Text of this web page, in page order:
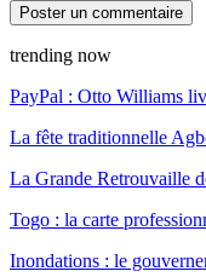
trending now
PayPal : Otto Williams
La fête traditionnelle
La Grande Retrouvaille
Togo : la carte
Inondations : le